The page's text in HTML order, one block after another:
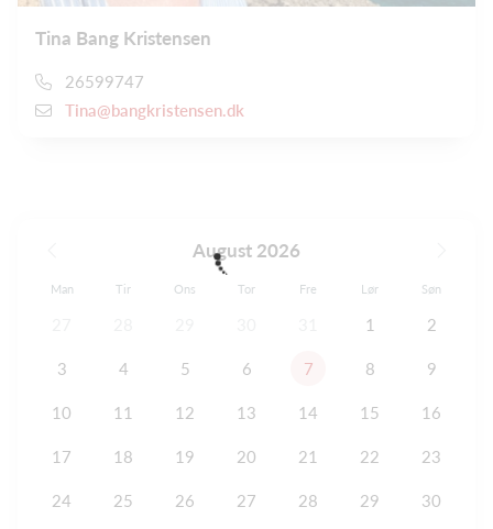
Tina Bang Kristensen
26599747
Tina@bangkristensen.dk
August 2026
Man Tir Ons Tor Fre Lør Søn
1 2
3 4 5 6 7 8 9
10 11 12 13 14 15 16
17 18 19 20 21 22 23
24 25 26 27 28 29 30